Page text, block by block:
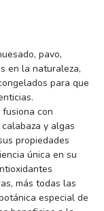
pavo,
en la naturaleza,
para que
con
y algas
propiedades
única en su
más todas las
especial de